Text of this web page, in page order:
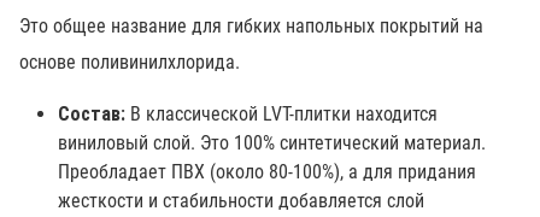
Это общее название для гибких напольных покрытий на
основе поливинилхлорида.
Состав: В классической LVT-плитки находится
виниловый слой. Это 100% синтетический материал.
Преобладает ПВХ (около 80-100%), а для придания
жесткости и стабильности добавляется слой